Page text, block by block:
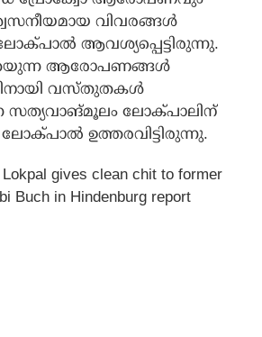
വിവരങ്ങള്‍
ആവശ്യപ്പെട്ടിരുന്നു.
ആരോപണങ്ങള്‍
വസ്തുതകള്‍
സത്യവാങ്മൂലം ലോക്പാലിന്
ഉത്തരവിട്ടിരുന്നു.
Lokpal gives clean chit to former
Buch in Hindenburg report